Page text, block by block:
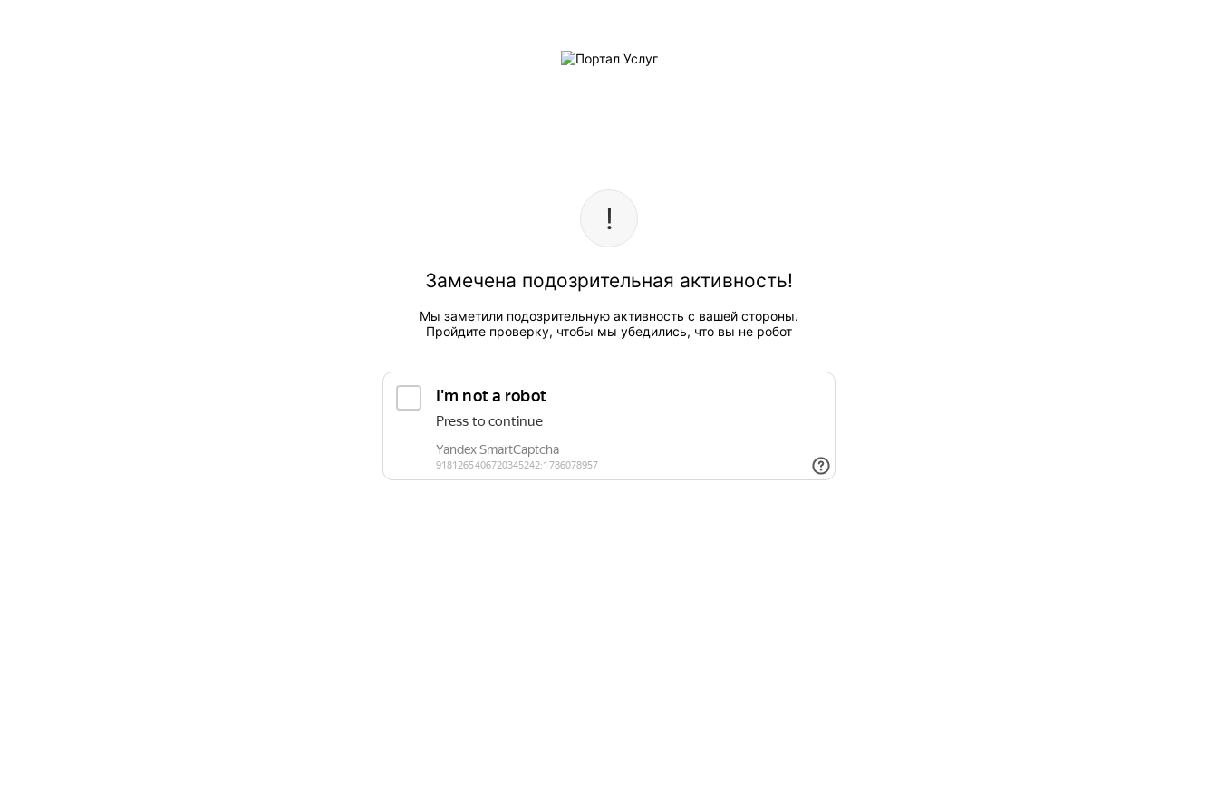
Замечена подозрительная активность!
Мы заметили подозрительную активность с вашей стороны.
Пройдите проверку, чтобы мы убедились, что вы не робот